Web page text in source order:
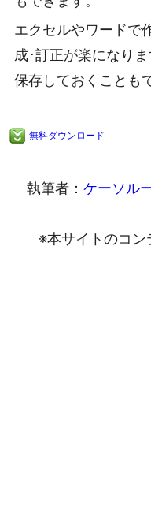
エクセルやワードで
成･訂正が楽になり
保存しておくことも
無料ダウンロード
執筆者： ケーソル
※本サイトのコ